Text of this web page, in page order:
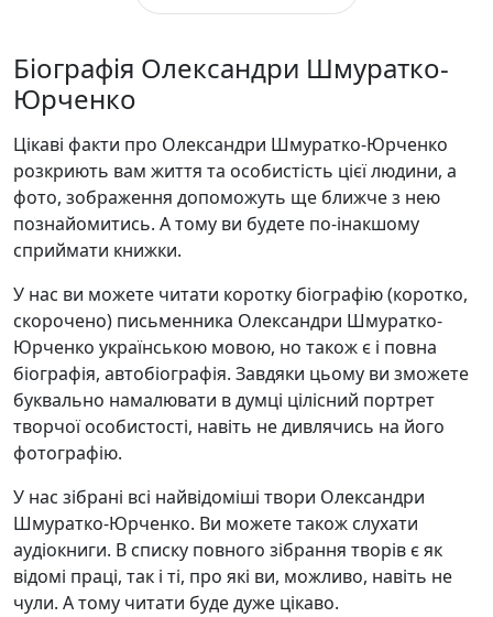
Біографія Олександри Шмуратко-
Юрченко
Цікаві факти про Олександри Шмуратко-Юрченко
розкриють вам життя та особистість цієї людини, а
фото, зображення допоможуть ще ближче з нею
познайомитись. А тому ви будете по-інакшому
сприймати книжки.
У нас ви можете читати коротку біографію (коротко,
скорочено) письменника Олександри Шмуратко-
Юрченко українською мовою, но також є і повна
біографія, автобіографія. Завдяки цьому ви зможете
буквально намалювати в думці цілісний портрет
творчої особистості, навіть не дивлячись на його
фотографію.
У нас зібрані всі найвідоміші твори Олександри
Шмуратко-Юрченко. Ви можете також слухати
аудіокниги. В списку повного зібрання творів є як
відомі праці, так і ті, про які ви, можливо, навіть не
чули. А тому читати буде дуже цікаво.